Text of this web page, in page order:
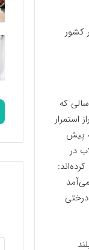
کشور
فارس پلاس؛ دیگر رسانه‌ها- مهر نوشت: اغراق نکرده‌ایم اگر بگوییم که دشمنان و معاندین نظام در تمامی این ۴۴ سالی که
استمرار
پیش
در